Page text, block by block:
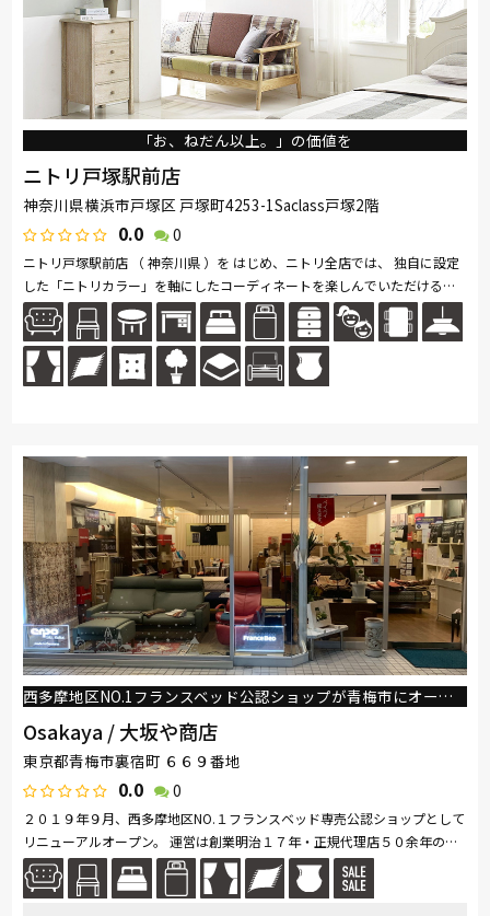
「お、ねだん以上。」の価値を
ニトリ戸塚駅前店
神奈川県横浜市戸塚区 戸塚町4253-1Saclass戸塚2階
0.0 0
ニトリ戸塚駅前店 （ 神奈川県 ）を はじめ、ニトリ全店では、 独自に設定
した「ニトリカラー」を軸にしたコーディネートを楽しんでいただけるよ
う、豊富な インテリア用品を取り揃えて います。 家具はお客様がイメ...続
きを読む
西多摩地区NO.1フランスベッド公認ショップが青梅市にオープン
Osakaya / 大坂や商店
東京都青梅市裏宿町 ６６９番地
0.0 0
２０１９年９月、西多摩地区NO.１フランスベッド専売公認ショップとして
リニューアルオープン。 運営は創業明治１７年・正規代理店５０余年の
（株）大坂や商店、協賛はフランスベッド（株）。 店内には、国内販売...
続きを読む